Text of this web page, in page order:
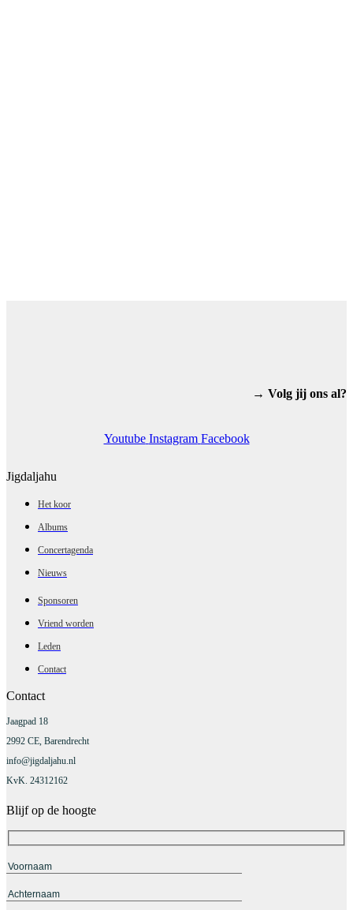
→ Volg jij ons al?
Youtube Instagram Facebook
Jigdaljahu
Het koor
Albums
Concertagenda
Nieuws
Sponsoren
Vriend worden
Leden
Contact
Contact
Jaagpad 18
2992 CE, Barendrecht
info@jigdaljahu.nl
KvK. 24312162
Blijf op de hoogte